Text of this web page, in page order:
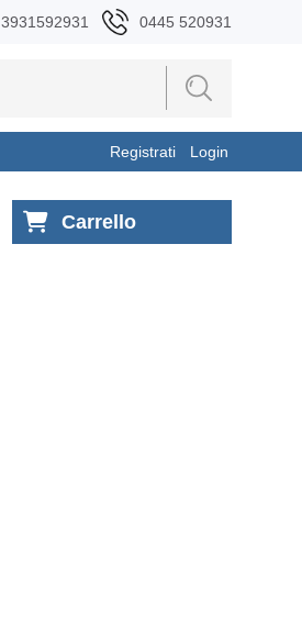
3931592931 0445 520931
Registrati Login
Carrello